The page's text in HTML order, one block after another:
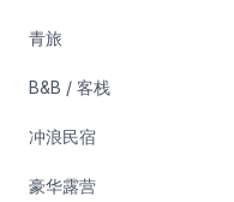
青旅
B&B / 客栈
冲浪民宿
豪华露营